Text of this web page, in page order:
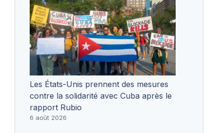
Les États-Unis prennent des mesures
contre la solidarité avec Cuba après le
rapport Rubio
6 août 2026